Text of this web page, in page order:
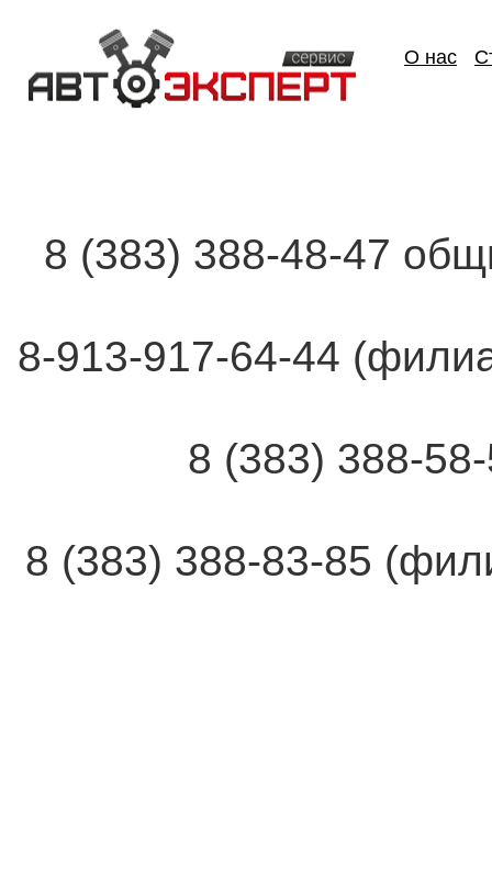
О нас
8 (383) 388-48-47
8-913-917-64-44
8 (383) 388-
8 (383) 388-83-85